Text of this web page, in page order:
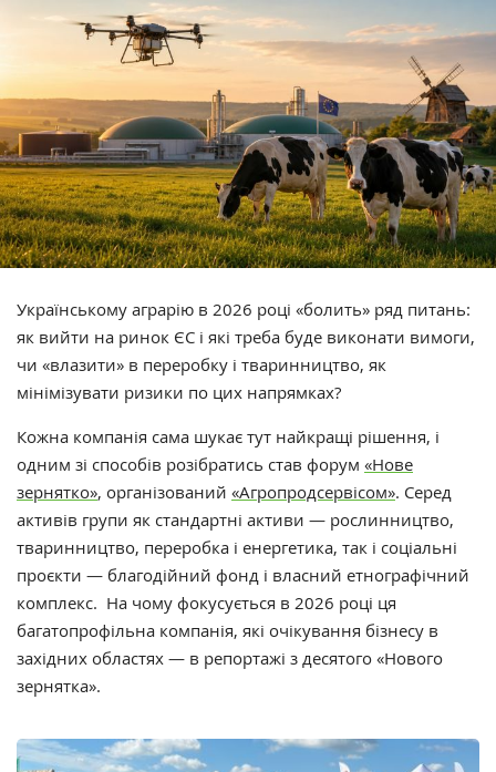
Українському аграрію в 2026 році «болить» ряд питань:
як вийти на ринок ЄС і які треба буде виконати вимоги,
чи «влазити» в переробку і тваринництво, як
мінімізувати ризики по цих напрямках?
Кожна компанія сама шукає тут найкращі рішення, і
одним зі способів розібратись став форум «Нове
зернятко», організований «Агропродсервісом». Серед
активів групи як стандартні активи — рослинництво,
тваринництво, переробка і енергетика, так і соціальні
проєкти — благодійний фонд і власний етнографічний
комплекс. На чому фокусується в 2026 році ця
багатопрофільна компанія, які очікування бізнесу в
західних областях — в репортажі з десятого «Нового
зернятка».